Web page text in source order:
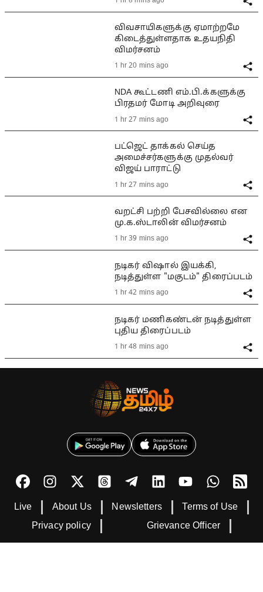
விவசாயிகளுக்கு ஏமாற்றமே
கிடைத்துள்ளதாக உதயநிதி
விமர்சனம்
1 hr 20 mins ago
NDA கூட்டணி எம்.பி.க்களுக்கு
பிரதமர் மோடி அறிவுரை
1 hr 27 mins ago
பட்ஜெட் தாக்கல் செய்த
அமைச்சர்களுக்கு முதல்வர்
விஜய் பாராட்டு
1 hr 27 mins ago
வறட்சி பற்றி பேசவில்லை என
மு.க.ஸ்டாலின் விமர்சனம்
1 hr 39 mins ago
நடிகர் விஷால் இயக்கி,
நடித்துள்ள "மகுடம்" திரைப்படம்
1 hr 42 mins ago
நடிகர் மணிகண்டன் நடித்துள்ள
புதிய திரைப்படம்
1 hr 48 mins ago
Live About Us Newsletters
Terms of Use
Privacy policy
Grievance Officer